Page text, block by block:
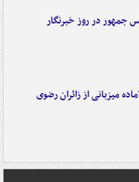
در روز خبرنگار
میزبانی از زائران رضوی